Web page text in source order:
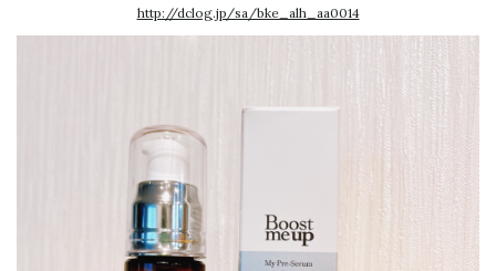
http://dclog.jp/sa/bke_alh_aa0014